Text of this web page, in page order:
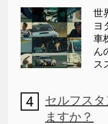
世
ヨ
車
ん
ス
セルフス
ますか？